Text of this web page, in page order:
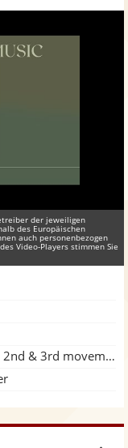
der jeweiligen
des Europäischen
auch personenbezogen
Video-Players stimmen Sie
& 3rd movement.